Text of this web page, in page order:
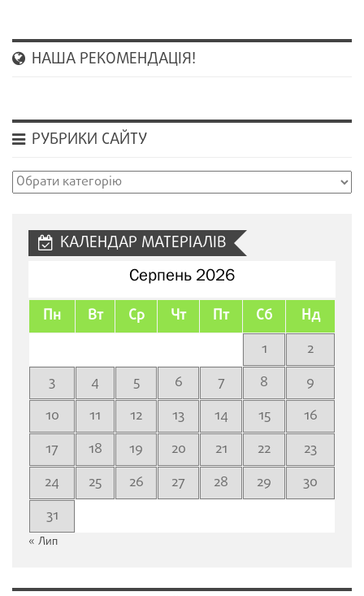
НАША РЕКОМЕНДАЦІЯ!
РУБРИКИ САЙТУ
Рубрики
КАЛЕНДАР МАТЕРІАЛІВ
Серпень 2026
Пн Вт Ср Чт Пт Сб Нд
1
2
3
4 5 6 7 8
9
10
11 12 13 14 15
16
17
18 19 20 21 22
23
24
25 26 27 28 29
30
31
« Лип